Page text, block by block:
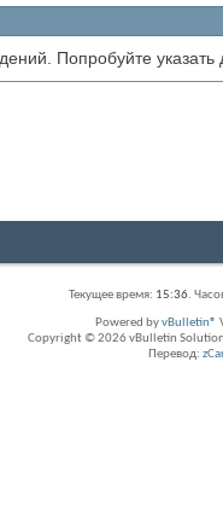
Попробуйте указать
Текущее время: 15:36.
Powered byvBulletin®
Copyright © 2026 vBulletin
Перевод: